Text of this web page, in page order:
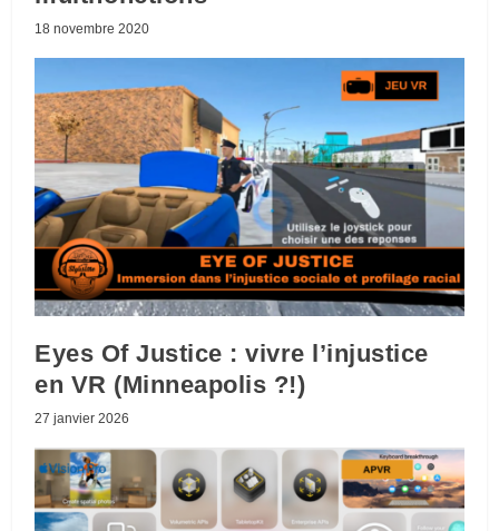
18 novembre 2020
Eyes Of Justice : vivre l’injustice
en VR (Minneapolis ?!)
27 janvier 2026